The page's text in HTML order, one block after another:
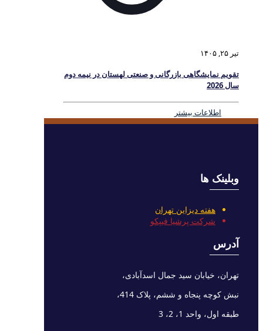
تیر ۲۵, ۱۴۰۵
تقویم نمایشگاهی بازرگانی و صنعتی لهستان در نیمه دوم
سال 2026
اطلاعات بیشتر
وبلینک ها
هفته دیزاین تهران
شرکت پرشیا فیپکو
آدرس
تهران، خیابان سید جمال اسدآبادی،
نبش کوچه پنجاه و ششم، پلاک 414،
طبقه اول، واحد 1، 2، 3